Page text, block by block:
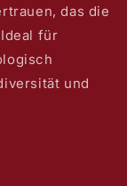
das die
für
und